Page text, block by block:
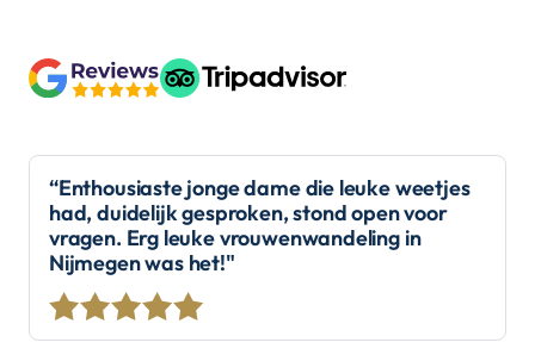
“Enthousiaste jonge dame die leuke weetjes
had, duidelijk gesproken, stond open voor
vragen. Erg leuke vrouwenwandeling in
Nijmegen was het!"